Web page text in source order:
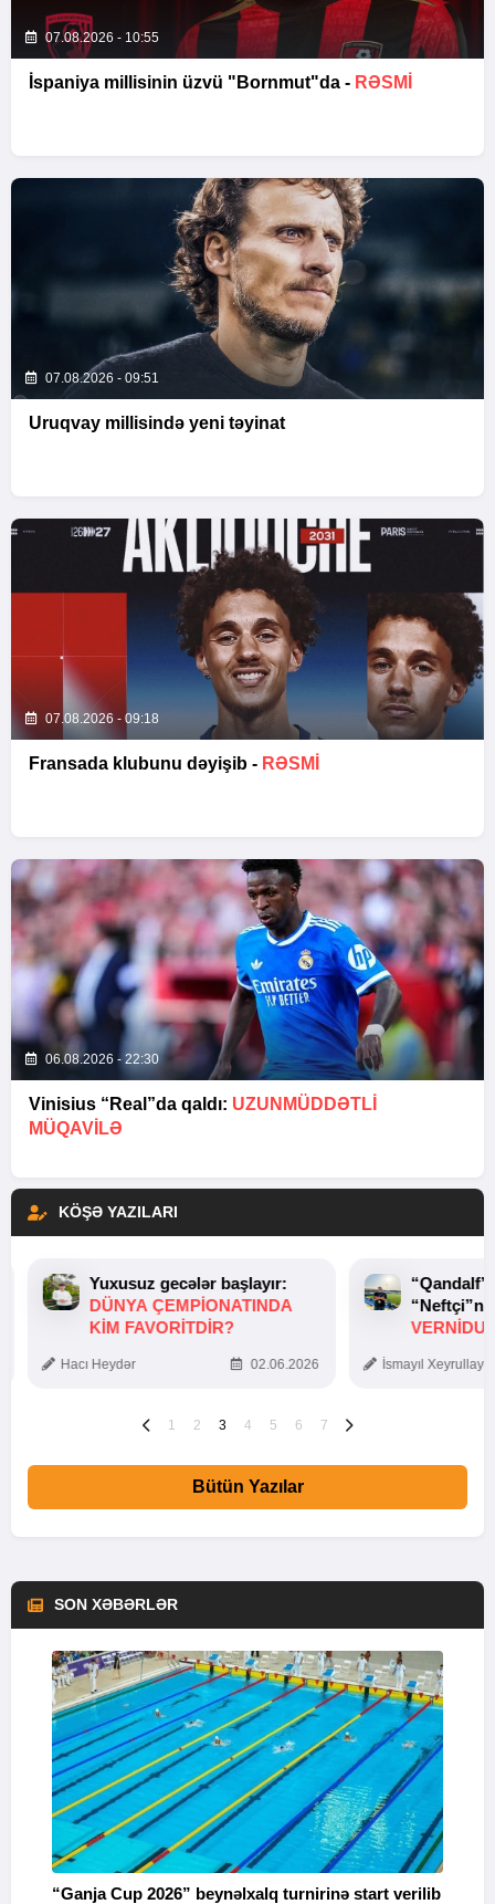
07.08.2026 - 10:55
İspaniya millisinin üzvü "Bornmut"da - RƏSMİ
07.08.2026 - 09:51
Uruqvay millisində yeni təyinat
07.08.2026 - 09:18
Fransada klubunu dəyişib - RƏSMİ
06.08.2026 - 22:30
Vinisius “Real”da qaldı: UZUNMÜDDƏTLİ
MÜQAVİLƏ
KÖŞƏ YAZILARI
Yuxusuz gecələr başlayır:
DÜNYA ÇEMPIONATINDA
KIM FAVORITDIR?
Hacı Heydər 02.06.2026 İsmayıl
1 2 3 4 5 6 7
Bütün Yazılar
SON XƏBƏRLƏR
“Ganja Cup 2026” beynəlxalq turnirinə start verilib